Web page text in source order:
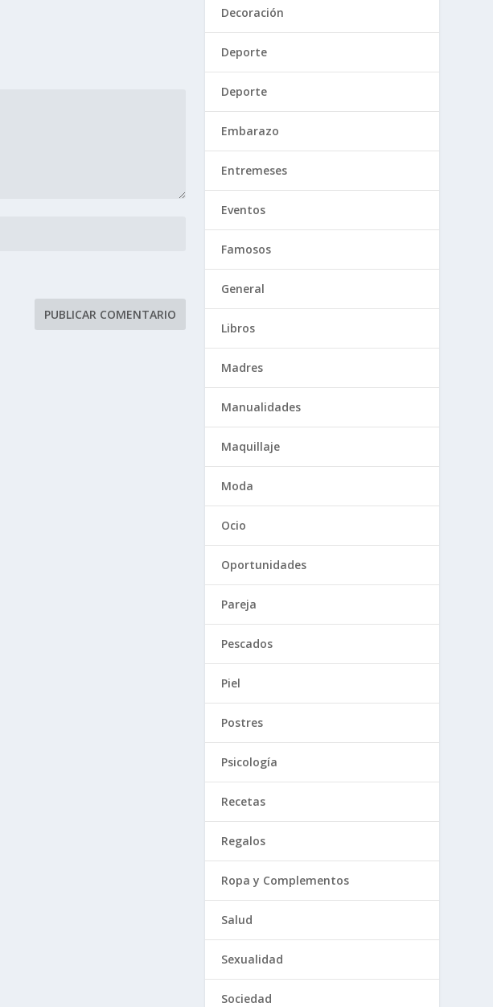
Decoración
Deporte
Deporte
Embarazo
Entremeses
Eventos
Famosos
General
Libros
Madres
Manualidades
Maquillaje
Moda
Ocio
Oportunidades
Pareja
Pescados
Piel
Postres
Psicología
Recetas
Regalos
Ropa y Complementos
Salud
Sexualidad
Sociedad